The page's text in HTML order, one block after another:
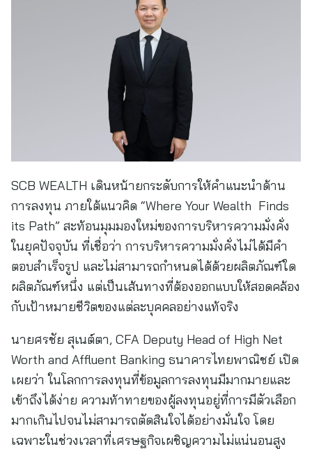
SCB WEALTH เดินหน้ายกระดับการให้คำแนะนำด้าน
การลงทุน ภายใต้แนวคิด “Where Your Wealth Finds
its Path” สะท้อนมุมมองใหม่ของการบริหารความมั่งคั่ง
ในยุคปัจจุบัน ที่เชื่อว่า การบริหารความมั่งคั่งไม่ได้มีคำ
ตอบสำเร็จรูป และไม่สามารถกำหนดได้ด้วยผลิตภัณฑ์ใด
ผลิตภัณฑ์หนึ่ง แต่เป็นเส้นทางที่ต้องออกแบบให้สอดคล้อง
กับเป้าหมายชีวิตของแต่ละบุคคลอย่างแท้จริง
นายศรชัย สุเนต์ตา, CFA Deputy Head of High Net
Worth and Affluent Banking ธนาคารไทยพาณิชย์ เปิด
เผยว่า ในโลกการลงทุนที่ข้อมูลการลงทุนมีมากมายและ
เข้าถึงได้ง่าย ความท้าทายของผู้ลงทุนอยู่ที่การมีตัวเลือก
มากเกินไปจนไม่สามารถตัดสินใจได้อย่างมั่นใจ โดย
เฉพาะในช่วงเวลาที่เศรษฐกิจเผชิญความไม่แน่นอนสูง